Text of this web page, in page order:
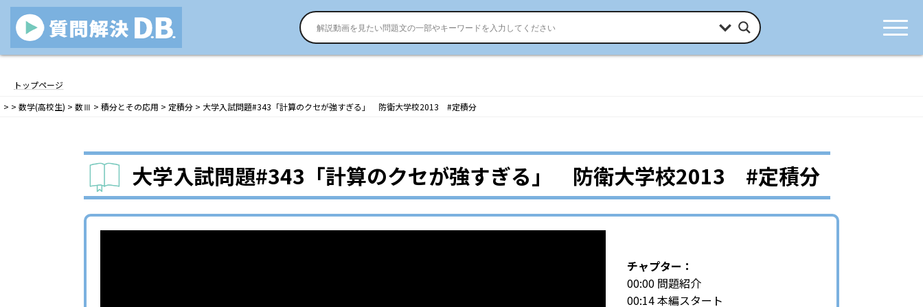
コ
ン
ン
ナ
ビ
ー
トップページ
> > 数学(高校生) > 数Ⅲ > 積分とその応用 > 定積分 > 大学入試問題#343「計算のクセが強すぎる」 防衛大学校2013 #定積分
大学入試問題#343「計算のクセが強すぎる」 防衛大学校2013 #定積分
チャプター：
00:00 問題紹介
00:14 本編スタート